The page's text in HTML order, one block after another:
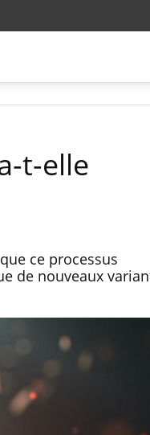
t-elle
ce processus
de nouveaux